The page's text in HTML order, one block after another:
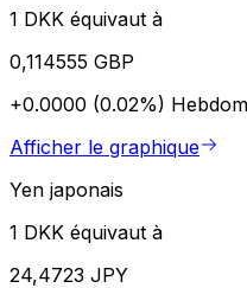
1 DKK équivaut à
0,114555 GBP
+0.0000 (0.02%)
Afficher le graphique
Yen japonais
1 DKK équivaut à
24,4723 JPY